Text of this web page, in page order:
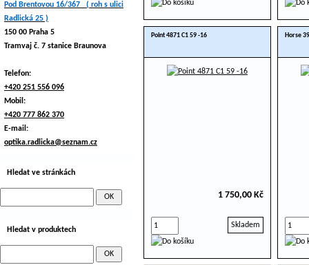
Point 4871 C1 59 -16
1 750,00 Kč
Skladem
Horse
Pod Brentovou 16/367 ( roh s ulici
Radlická 25 )
150 00 Praha 5
Tramvaj č. 7 stanice Braunova
Telefon:
+420 251 556 096
Mobil:
+420 777 862 370
E-mail:
optika.radlicka@seznam.cz
Hledat ve stránkách
Hledat v produktech